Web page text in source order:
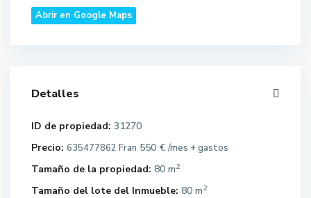
Abrir en Google Maps
Detalles
ID de propiedad: 31270
Precio: 635477862 Fran 550 € /mes + gastos
Tamaño de la propiedad: 80 m2
Tamaño del lote del Inmueble: 80 m2